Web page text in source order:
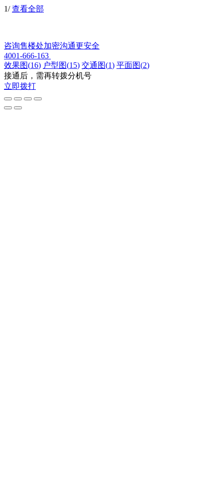
1/ 查看全部
咨询售楼处加密沟通更安全
4001-666-163
效果图(16) 户型图(15) 交通图(1) 平面图(2)
接通后，需再转拨分机号
立即拨打